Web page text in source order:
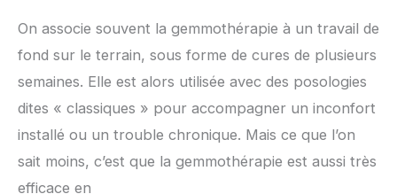
On associe souvent la gemmothérapie à un travail de
fond sur le terrain, sous forme de cures de plusieurs
semaines. Elle est alors utilisée avec des posologies
dites « classiques » pour accompagner un inconfort
installé ou un trouble chronique. Mais ce que l’on
sait moins, c’est que la gemmothérapie est aussi très
efficace en